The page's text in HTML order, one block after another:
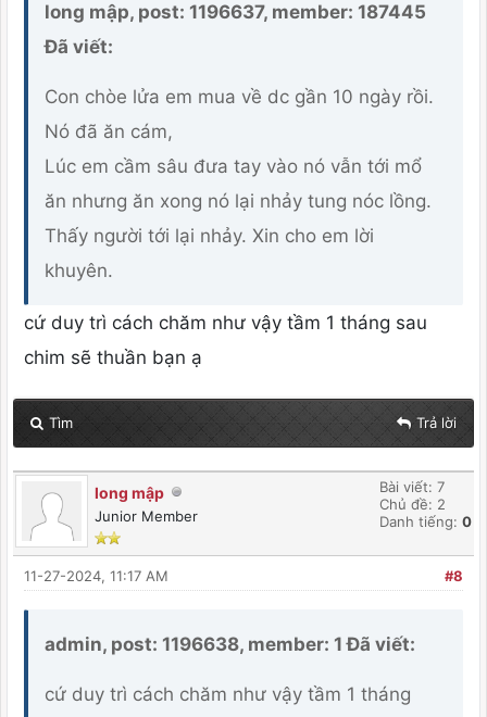
long mập, post: 1196637, member: 187445
Đã viết:
Con chòe lửa em mua về dc gần 10 ngày rồi.
Nó đã ăn cám,
Lúc em cầm sâu đưa tay vào nó vẫn tới mổ
ăn nhưng ăn xong nó lại nhảy tung nóc lồng.
Thấy người tới lại nhảy. Xin cho em lời
khuyên.
cứ duy trì cách chăm như vậy tầm 1 tháng sau
chim sẽ thuần bạn ạ
Tìm Trả lời
long mập
Junior Member
Bài viết: 7
Chủ đề: 2
Danh tiếng: 0
#8
11-27-2024, 11:17 AM
admin, post: 1196638, member: 1 Đã viết:
cứ duy trì cách chăm như vậy tầm 1 tháng